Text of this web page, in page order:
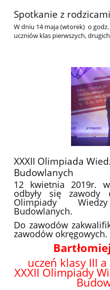
Spotkanie z rodzicami
W dniu 14 maja (wtorek) o
uczniów klas pierwszych,
XXXII Olimpiada
Budowlanych
12 kwietnia 2019r.
odbyły się zawody
Olimpiady
Budowlanych.
Do zawodów
zawodów okręgowych.
uczeń klasy III
XXXII Olimpiady